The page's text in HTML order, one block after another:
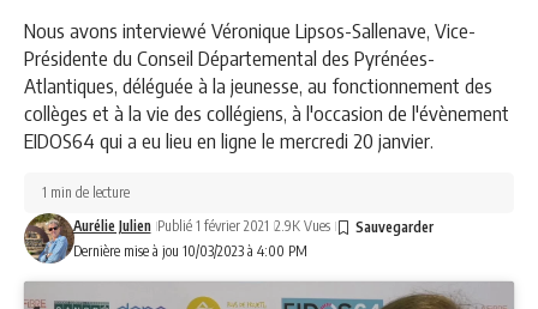
Nous avons interviewé Véronique Lipsos-Sallenave, Vice-
Présidente du Conseil Départemental des Pyrénées-
Atlantiques, déléguée à la jeunesse, au fonctionnement des
collèges et à la vie des collégiens, à l'occasion de l'évènement
EIDOS64 qui a eu lieu en ligne le mercredi 20 janvier.
Dernière mise à jou 10/03/2023 à 4:00 PM
Aurélie Julien Publié 1 février 2021 2.9K Vues
1 min de lecture